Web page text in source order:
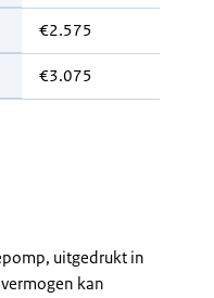
€2.575
€3.075
uitgedrukt in
kan